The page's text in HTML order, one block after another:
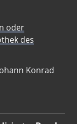
oder
des
Konrad